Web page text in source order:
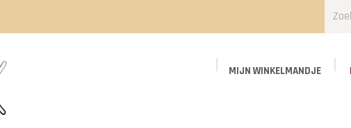
MIJN WINKELMANDJE